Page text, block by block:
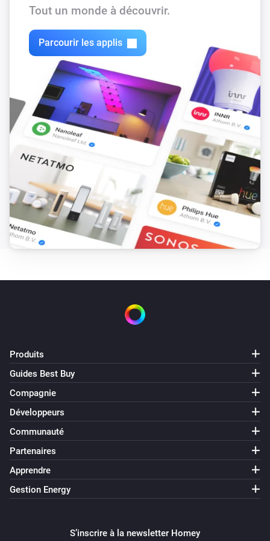
Tout un monde à découvrir.
Parcourir les applis
Produits
Guides Best Buy
Compagnie
Développeurs
Communauté
Partenaires
Apprendre
Gestion Energy
S’inscrire à la newsletter Homey